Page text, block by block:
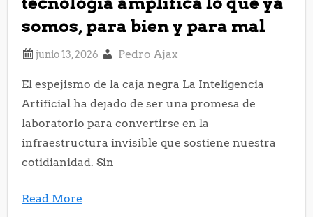
somos, para bien y para mal
Pedro Ajax
El espejismo de la caja negra La Inteligencia
Artificial ha dejado de ser una promesa de
laboratorio para convertirse en la
infraestructura invisible que sostiene nuestra
cotidianidad. Sin
Read More